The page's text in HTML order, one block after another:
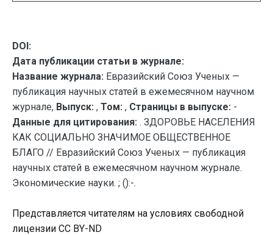
DOI:
Дата публикации статьи в журнале:
Название журнала: Евразийский Союз Ученых —
публикация научных статей в ежемесячном научном
журнале, Выпуск: , Том: , Страницы в выпуске: -
Данные для цитирования: . ЗДОРОВЬЕ НАСЕЛЕНИЯ
КАК СОЦИАЛЬНО ЗНАЧИМОЕ ОБЩЕСТВЕННОЕ
БЛАГО // Евразийский Союз Ученых — публикация
научных статей в ежемесячном научном журнале.
Экономические науки. ; ():-.
Представляется читателям на условиях свободной
лицензии CC BY-ND